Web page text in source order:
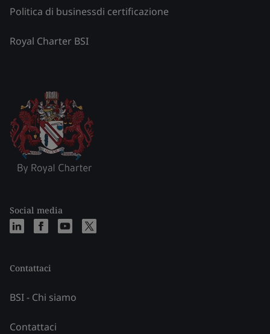
Politica di businessdi certificazione
Royal Charter BSI
Social media
Contattaci
BSI - Chi siamo
Contattaci